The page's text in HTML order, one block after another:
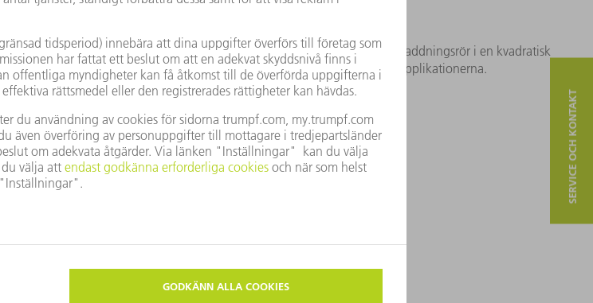
Den speciella konstruktionen av TruFlow viker de flera meter långa urladdningsrör i en kvadratisk
termiskt och mekaniskt hållbara strålkällor för de dagliga industriapplikationerna.
SERVICE OCH KONTAKT